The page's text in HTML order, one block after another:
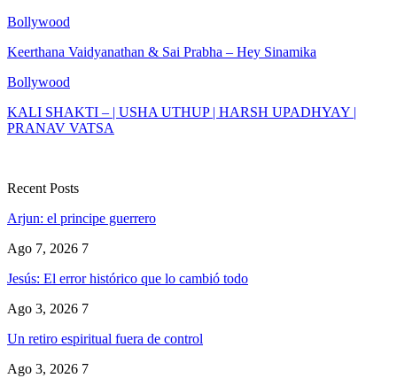
Bollywood
Keerthana Vaidyanathan & Sai Prabha – Hey Sinamika
Bollywood
KALI SHAKTI – | USHA UTHUP | HARSH UPADHYAY |
PRANAV VATSA
Recent Posts
Arjun: el principe guerrero
Ago 7, 2026 7
Jesús: El error histórico que lo cambió todo
Ago 3, 2026 7
Un retiro espiritual fuera de control
Ago 3, 2026 7